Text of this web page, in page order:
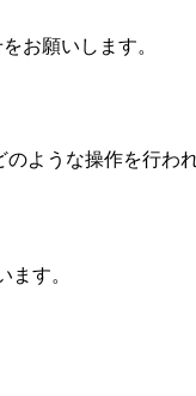
お願いします。
ような操作を行わ
す。